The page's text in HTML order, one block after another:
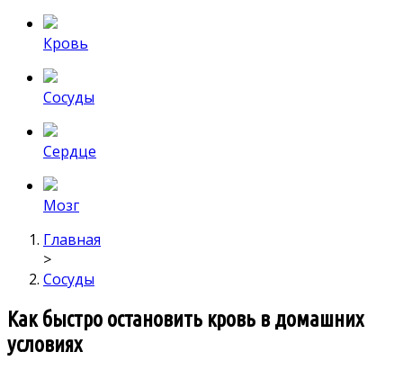
Кровь
Сосуды
Сердце
Мозг
Главная
>
Сосуды
Как быстро остановить кровь в домашних
условиях